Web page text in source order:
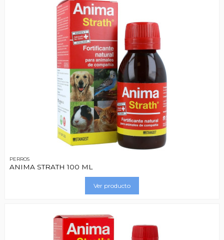
PERROS
ANIMA STRATH 100 ML
Ver producto